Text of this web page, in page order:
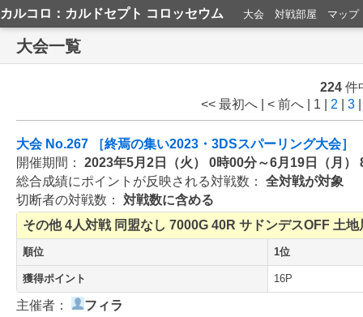
カルコロ：カルドセプト コロッセウム 大会 対戦部屋 マップ
大会一覧
224件
<< 最初へ| < 前へ| 1 | 2 3
大会 No.267 ［終焉の集い2023・3DSスパーリング大会］
開催期間： 2023年5月2日（火） 0時00分～6月19日（月）
総合成績にポイントが反映される対戦数： 全対戦が対象
切断者の対戦数： 対戦数に含める
その他 4人対戦 同盟なし 7000G 40R サドンデスOFF 土地
順位 1位
獲得ポイント 16P
主催者： フィラ